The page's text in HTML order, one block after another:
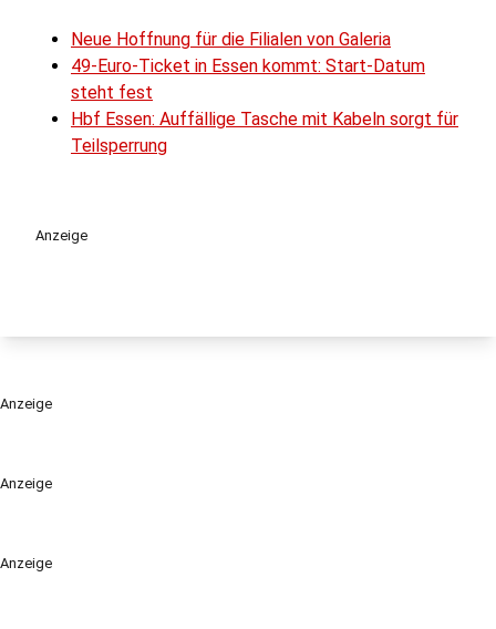
Anzeige
Anzeige
Neue Hoffnung für die Filialen von Galeria
49-Euro-Ticket in Essen kommt: Start-Datum
steht fest
Hbf Essen: Auffällige Tasche mit Kabeln sorgt für
Teilsperrung
Anzeige
Anzeige